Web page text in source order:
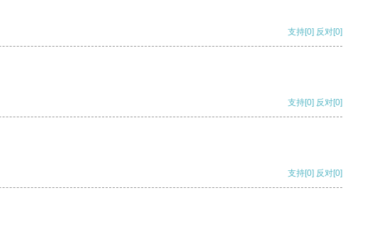
支持[0] 反对[0]
支持[0] 反对[0]
支持[0] 反对[0]